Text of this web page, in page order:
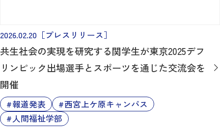
2026.02.20 ［プレスリリース］
共生社会の実現を研究する関学生が東京2025デフ
リンピック出場選手とスポーツを通じた交流会を
開催
報道発表
西宮上ケ原キャンパス
人間福祉学部